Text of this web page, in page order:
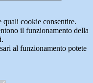
quali cookie consentire.
il funzionamento della
al funzionamento potete